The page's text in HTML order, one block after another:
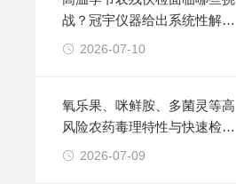
战？冠宇仪器给出系统性解决
方案2026-07-10
氧乐果、咪鲜胺、多菌灵等高
风险农药毒理特性与快速检测
技术方法
2026-07-09